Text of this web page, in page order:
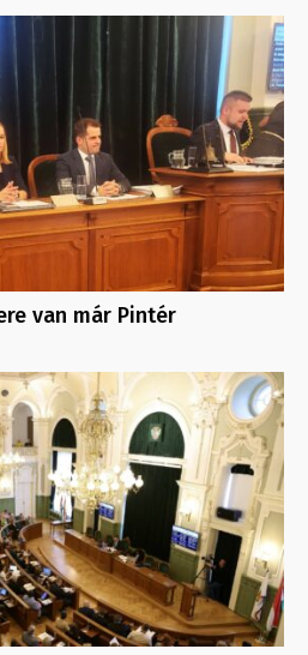
van már Pintér